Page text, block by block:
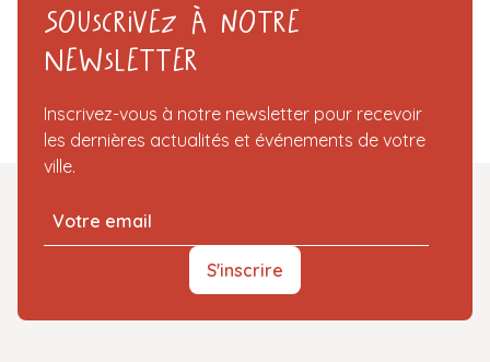
Souscrivez à notre
Newsletter
Inscrivez-vous à notre newsletter pour recevoir
les dernières actualités et événements de votre
ville.
S'inscrire